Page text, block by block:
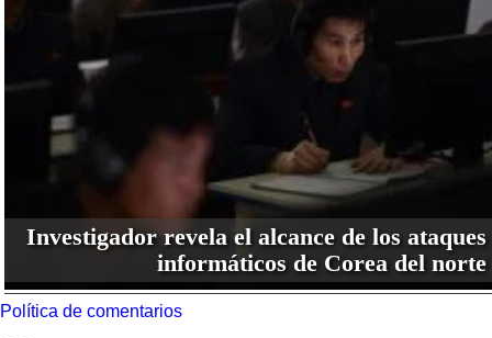
Investigador revela el alcance de los ataques
informáticos de Corea del norte
Política de comentarios